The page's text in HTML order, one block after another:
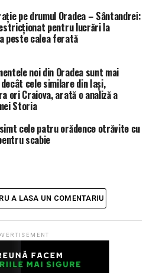
pe drumul Oradea – Sântandrei:
pentru lucrări la
peste calea ferată
noi din Oradea sunt mai
cele similare din Iași,
ori Craiova, arată o analiză a
Storia
cele patru orădence otrăvite cu
scabie
A LASA UN COMENTARIU